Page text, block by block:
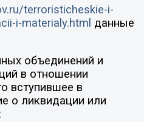
terroristicheskie-i-
i-materialy.html данные
объединений и
в отношении
вступившее в
о ликвидации или